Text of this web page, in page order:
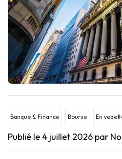
Banque & Finance Bourse En
Publié le 4 juillet 2026 par